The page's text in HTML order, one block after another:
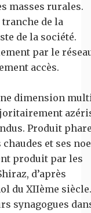
masses rurales.
de la
de la société.
par le
accès.
dimension
Produit
et ses
produit par les
d’après
du XIIème siècle.
synagogues